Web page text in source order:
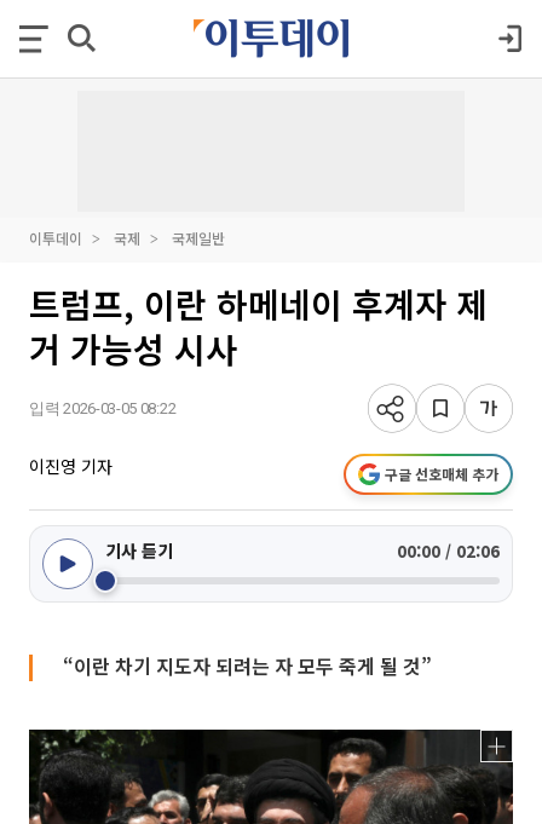
이투데이 국제 국제일반
트럼프, 이란 하메네이 후계자 제
거 가능성 시사
입력 2026-03-05 08:22
이진영 기자 구글 선호매체 추가
기사 듣기 00:00 / 02:06
“이란 차기 지도자 되려는 자 모두 죽게 될 것”